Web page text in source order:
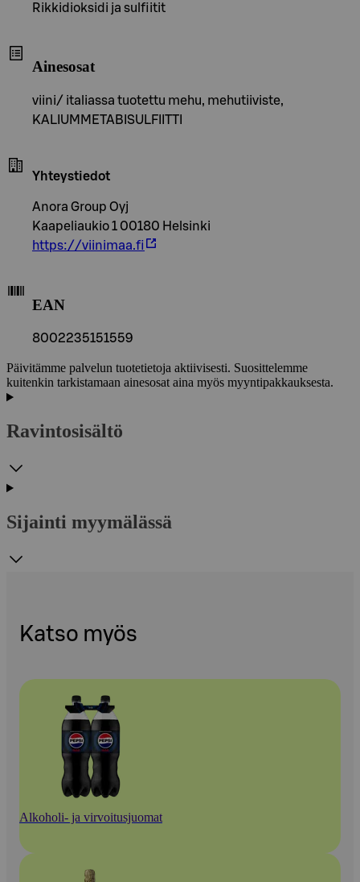
Rikkidioksidi ja sulfiitit
Ainesosat
viini/ italiassa tuotettu mehu, mehutiiviste,
KALIUMMETABISULFIITTI
Yhteystiedot
Anora Group Oyj
Kaapeliaukio 1 00180 Helsinki
https://viinimaa.fi
EAN
8002235151559
Päivitämme palvelun tuotetietoja aktiivisesti. Suosittelemme
kuitenkin tarkistamaan ainesosat aina myös myyntipakkauksesta.
Ravintosisältö
Sijainti myymälässä
Katso myös
Alkoholi- ja virvoitusjuomat